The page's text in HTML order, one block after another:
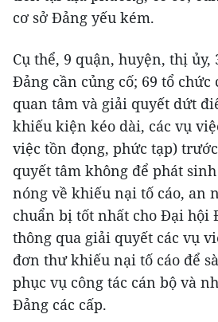
cơ sở Đảng yếu kém.
Cụ thể, 9 quận, huyện, thị ủy,
Đảng cần củng cố; 69 tổ chức
quan tâm và giải quyết dứt
khiếu kiện kéo dài, các vụ
việc tồn đọng, phức tạp)
quyết tâm không để phát
nóng về khiếu nại tố cáo, an
chuẩn bị tốt nhất cho Đại hội
thông qua giải quyết các vụ
đơn thư khiếu nại tố cáo để
phục vụ công tác cán bộ và
Đảng các cấp.